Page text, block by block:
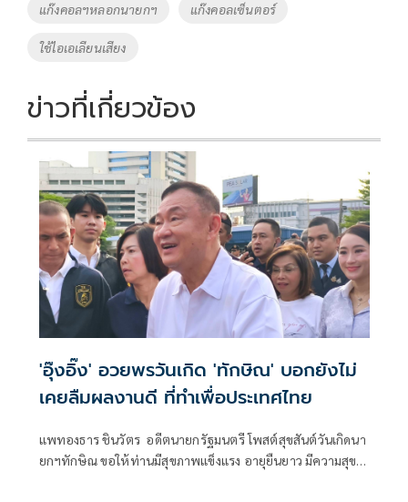
k k
แก๊งคอลฯหลอกนายกฯ แก๊งคอลเซ็นตอร์
ใช้ไอเอเลียนเสียง
ข่าวที่เกี่ยวข้อง
'อุ๊งอิ๊ง' อวยพรวันเกิด 'ทักษิณ' บอกยังไม่
เคยลืมผลงานดี ที่ทำเพื่อประเทศไทย
แพทองธาร ชินวัตร อดีตนายกรัฐมนตรี โพสต์สุขสันต์วันเกิดนา
ยกฯทักษิณ ขอให้ท่านมีสุขภาพแข็งแรง อายุยืนยาว มีความสุข